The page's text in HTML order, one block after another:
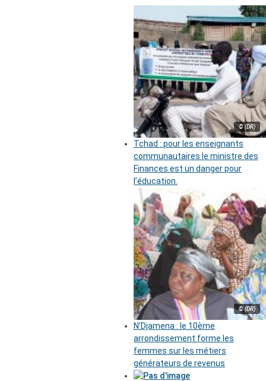
© (DR)
Tchad : pour les enseignants
communautaires le ministre des
Finances est un danger pour
l’éducation.
© (DR)
N’Djamena : le 10ème
arrondissement forme les
femmes sur les métiers
générateurs de revenus